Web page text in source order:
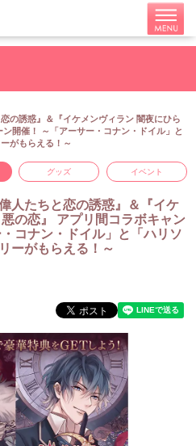
の誘惑』＆『イケメンヴィラン 闇夜にひら
開催！ ～「アーサー・コナン・ドイル」と
がもらえる！～
グッズ イベント
人たちと恋の誘惑』＆『イケ
の恋』 アプリ間コラボキャン
コナン・ドイル」と「ハリソ
ーがもらえる！～